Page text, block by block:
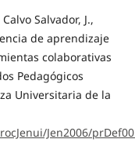
Salvador, J.,
de aprendizaje
colaborativas
Pedagógicos
Universitaria de la
Jen2006/